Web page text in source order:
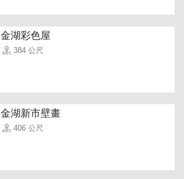
金湖彩色屋
384 公尺
金湖新市壁畫
406 公尺